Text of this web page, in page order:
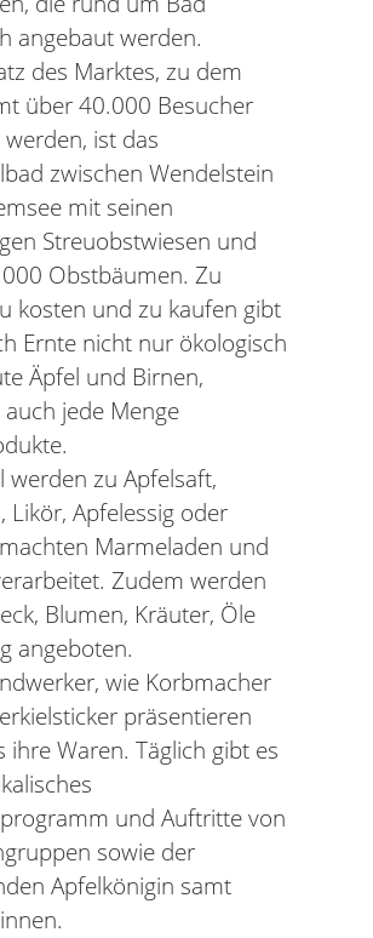
angebaut werden.
des Marktes, zu dem
über 40.000 Besucher
ist das
zwischen Wendelstein
mit seinen
Streuobstwiesen und
Obstbäumen. Zu
kosten und zu kaufen gibt
Ernte nicht nur ökologisch
Äpfel und Birnen,
jede Menge
werden zu Apfelsaft,
Likör, Apfelessig oder
Marmeladen und
Zudem werden
Blumen, Kräuter, Öle
angeboten.
wie Korbmacher
präsentieren
ihre Waren. Täglich gibt es
und Auftritte von
sowie der
Apfelkönigin samt